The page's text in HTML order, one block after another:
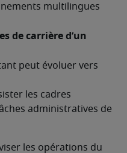
multilingues
de carrière d’un
peut évoluer vers
les cadres
administratives de
les opérations du